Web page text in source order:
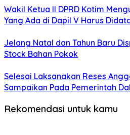
Wakil Ketua II DPRD Kotim
Yang Ada di Dapil V Harus
Jelang Natal dan Tahun Baru
Stock Bahan Pokok
Selesai Laksanakan Reses
Sampaikan Pada Pemerintah
Rekomendasi untuk kamu